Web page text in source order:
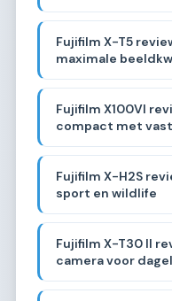
Fujifilm X-T5
maximale
Fujifilm X100VI
compact met
Fujifilm X-H2S
sport en wildlife
Fujifilm X-T30 II
camera voor